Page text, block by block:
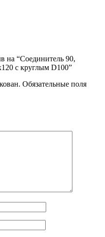
на “Соединитель 90,
с круглым D100”
Обязательные поля